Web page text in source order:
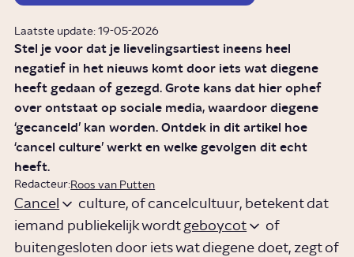
Laatste update: 19-05-2026
Stel je voor dat je lievelingsartiest ineens heel
negatief in het nieuws komt door iets wat diegene
heeft gedaan of gezegd. Grote kans dat hier ophef
over ontstaat op sociale media, waardoor diegene
‘gecanceld’ kan worden. Ontdek in dit artikel hoe
‘cancel culture’ werkt en welke gevolgen dit echt
heeft.
Redacteur:Roos van Putten
Cancel
culture, of cancelcultuur, betekent dat
iemand publiekelijk wordt geboycot
of
buitengesloten door iets wat diegene doet, zegt of